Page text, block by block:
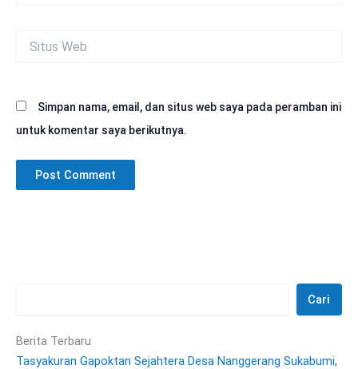
Web
Simpan nama, email, dan situs web saya pada peramban ini
untuk komentar saya berikutnya.
Cari
Berita Terbaru
Tasyakuran Gapoktan Sejahtera Desa Nanggerang Sukabumi,